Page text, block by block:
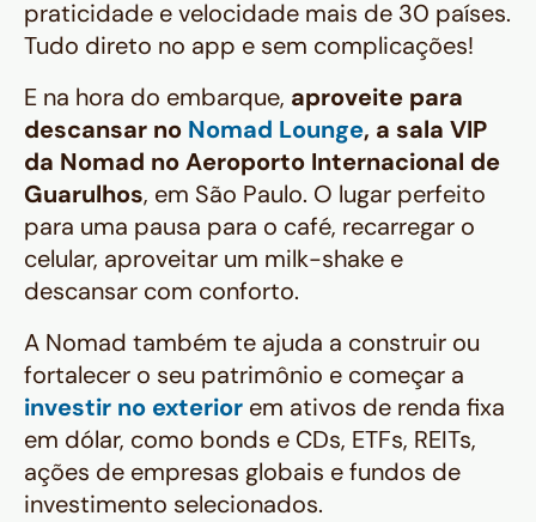
praticidade e velocidade mais de 30 países.
Tudo direto no app e sem complicações!
E na hora do embarque, aproveite para
descansar no Nomad Lounge, a sala VIP
da Nomad no Aeroporto Internacional de
Guarulhos, em São Paulo. O lugar perfeito
para uma pausa para o café, recarregar o
celular, aproveitar um milk-shake e
descansar com conforto.
A Nomad também te ajuda a construir ou
fortalecer o seu patrimônio e começar a
investir no exterior em ativos de renda fixa
em dólar, como bonds e CDs, ETFs, REITs,
ações de empresas globais e fundos de
investimento selecionados.